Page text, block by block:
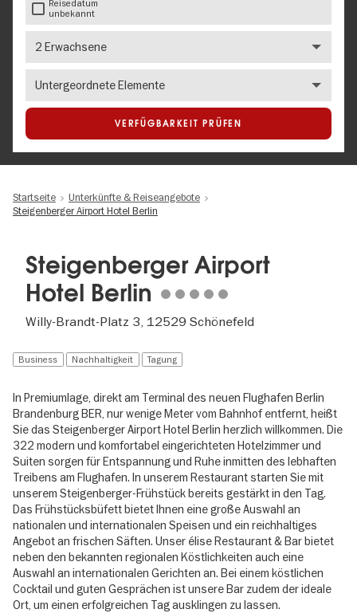
Reisedatum
unbekannt
Erwachsene
children
VERFÜGBARKEIT PRÜFEN
Startseite
Unterkünfte & Reiseangebote
Steigenberger Airport Hotel Berlin
Steigenberger Airport
Hotel Berlin
Willy-Brandt-Platz 3, 12529 Schönefeld
Business Nachhaltigkeit Tagung
In Premiumlage, direkt am Terminal des neuen Flughafen Berlin
Brandenburg BER, nur wenige Meter vom Bahnhof entfernt, heißt
Sie das Steigenberger Airport Hotel Berlin herzlich willkommen. Die
322 modern und komfortabel eingerichteten Hotelzimmer und
Suiten sorgen für Entspannung und Ruhe inmitten des lebhaften
Treibens am Flughafen. In unserem Restaurant starten Sie mit
unserem Steigenberger-Frühstück bereits gestärkt in den Tag.
Das Frühstücksbüfett bietet Ihnen eine große Auswahl an
nationalen und internationalen Speisen und ein reichhaltiges
Angebot an frischen Säften. Unser élise Restaurant & Bar bietet
neben den bekannten regionalen Köstlichkeiten auch eine
Auswahl an internationalen Gerichten an. Bei einem köstlichen
Cocktail und guten Gesprächen ist unsere Bar zudem der ideale
Ort, um einen erfolgreichen Tag ausklingen zu lassen.